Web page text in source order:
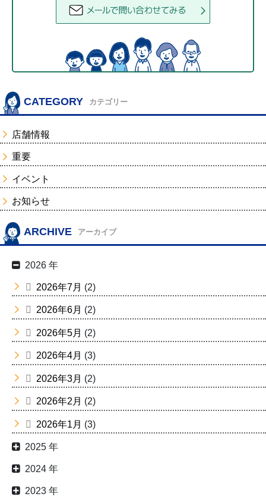
CATEGORY カテゴリー
店舗情報
重要
イベント
お知らせ
ARCHIVE アーカイブ
2026 年
2026年7月 (2)
2026年6月 (2)
2026年5月 (2)
2026年4月 (3)
2026年3月 (2)
2026年2月 (2)
2026年1月 (3)
2025 年
2024 年
2023 年